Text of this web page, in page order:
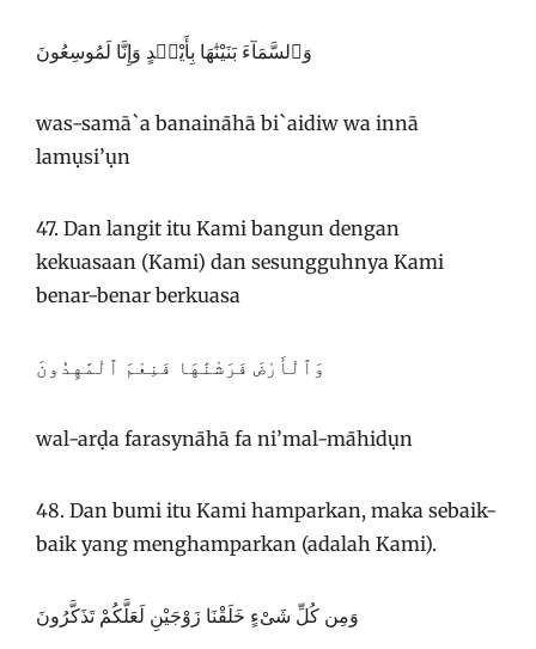
وَٱلسَّمَآءَ بَنَيْنَٰهَا بِأَيْي۟دٍ وَإِنَّا لَمُوسِعُونَ
was-samā`a banaināhā bi`aidiw wa innā
lamụsi’ụn
47. Dan langit itu Kami bangun dengan
kekuasaan (Kami) dan sesungguhnya Kami
benar-benar berkuasa
وَٱلْأَرْضَ فَرَشْنَٰهَا فَنِعْمَ ٱلْمَٰهِدُونَ
wal-arḍa farasynāhā fa ni’mal-māhidụn
48. Dan bumi itu Kami hamparkan, maka sebaik-
baik yang menghamparkan (adalah Kami).
وَمِن كُلِّ شَىْءٍ خَلَقْنَا زَوْجَيْنِ لَعَلَّكُمْ تَذَكَّرُونَ